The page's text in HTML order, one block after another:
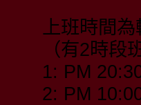
上班時間
（有2時段
1: PM
2: PM